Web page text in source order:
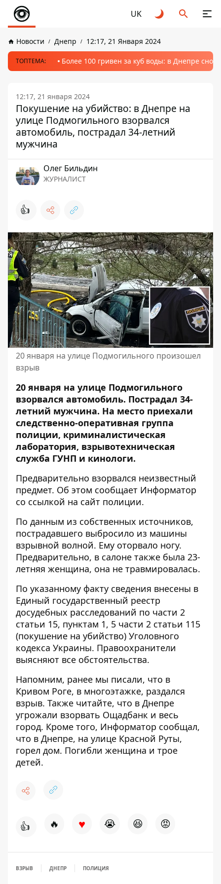
UK
Новости Днепр 12:17, 21 Января 2024
ТОПТЕМА: Более 100 гривен за куб воды: в Днепре
12:17, 21 января 2024
Покушение на убийство: в Днепре на
улице Подмогильного взорвался
автомобиль, пострадал 34-летний
мужчина
Олег Бильдин
ЖУРНАЛИСТ
👍
20 января на улице Подмогильного произошел
взрыв
20 января на улице Подмогильного
взорвался автомобиль. Пострадал 34-
летний мужчина. На место приехали
следственно-оперативная группа
полиции, криминалистическая
лаборатория, взрывотехническая
служба ГУНП и кинологи.
Предварительно взорвался неизвестный
предмет. Об этом сообщает Информатор
со ссылкой на сайт полиции.
По данным из собственных источников,
пострадавшего выбросило из машины
взрывной волной. Ему оторвало ногу.
Предварительно, в салоне также была 23-
летняя женщина, она не травмировалась.
По указанному факту сведения внесены в
Единый государственный реестр
досудебных расследований по части 2
статьи 15, пунктам 1, 5 части 2 статьи 115
(покушение на убийство) Уголовного
кодекса Украины. Правоохранители
выясняют все обстоятельства.
Напомним, ранее мы писали, что в
Кривом Роге, в многоэтажке, раздался
взрыв. Также читайте, что в Днепре
угрожали взорвать Ощадбанк и весь
город. Кроме того, Информатор сообщал,
что в Днепре, на улице Красной Руты,
горел дом. Погибли женщина и трое
детей.
👍 🔥 ♥ 😭 😆 😡
ВЗРЫВ ДНЕПР ПОЛИЦИЯ